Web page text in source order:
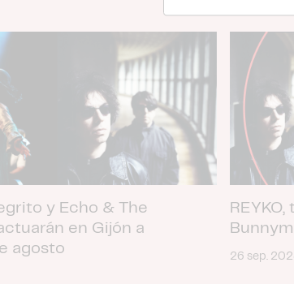
y Echo & The
en Gijón a
agosto
26 sep.